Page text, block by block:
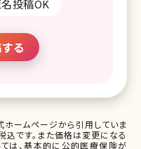
名投稿OK
る
ホームページから引用していま
込です。また価格は変更になる
は、基本的に公的医療保険が